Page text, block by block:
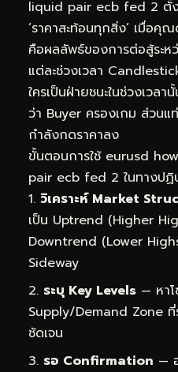
liquid pair ecb fed 2 ตั้
‘ราคาสะท้อนทุกสิ่ง’ เมื่อ
คือผลลัพธ์ของการต่อสู้ระห
แต่ละช่วงเวลา
ใครเป็นฝ่ายชนะในช่วงเว
ว่า Buyer ครองเกม ส่วน
กำลังกดราคาลง
ขั้นตอนการใช้ eurusd
pair ecb fed 2 ในทางป
วิเคราะห์ Market
เป็น Uptrend (Higher
Downtrend (Lower
Sideway
ระบุ Key Levels — หา
Supply/Demand Zone
ชัดเจน
รอ Confirmation —